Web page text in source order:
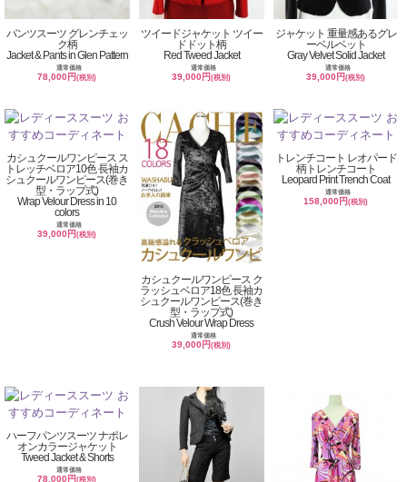
パンツスーツ グレンチェッ
ク柄
Jacket & Pants in Glen Pattern
通常価格
78,000円(税別)
ツイードジャケット ツイー
ドドット柄
Red Tweed Jacket
通常価格
39,000円(税別)
ジャケット 重量感あるグレ
ーベルベット
Gray Velvet Solid Jacket
通常価格
39,000円(税別)
カシュクールワンピース ス
トレッチベロア10色 長袖カ
シュクールワンピース(巻き
型・ラップ式)
Wrap Velour Dress in 10
colors
通常価格
39,000円(税別)
カシュクールワンピース ク
ラッシュベロア18色 長袖カ
シュクールワンピース(巻き
型・ラップ式)
Crush Velour Wrap Dress
通常価格
39,000円(税別)
トレンチコート レオパード
柄トレンチコート
Leopard Print Trench Coat
通常価格
158,000円(税別)
ハーフパンツスーツ ナポレ
オンカラージャケット
Tweed Jacket & Shorts
通常価格
78,000円(税別)